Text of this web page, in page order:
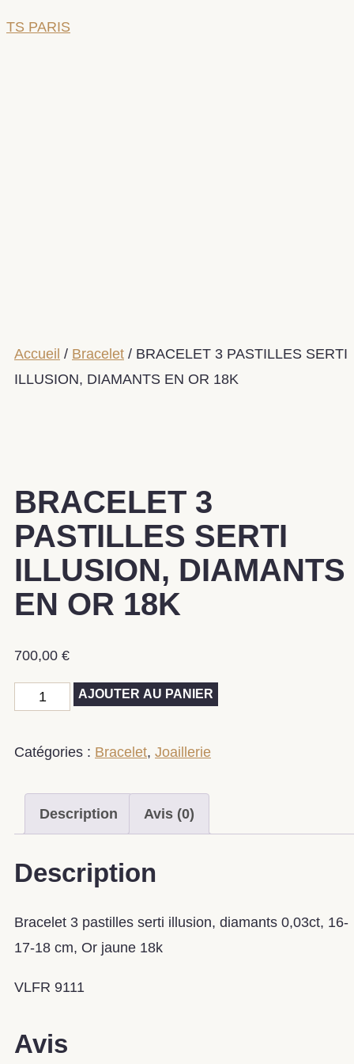
TS PARIS
Accueil / Bracelet / BRACELET 3 PASTILLES SERTI
ILLUSION, DIAMANTS EN OR 18K
BRACELET 3
PASTILLES SERTI
ILLUSION, DIAMANTS
EN OR 18K
700,00 €
AJOUTER AU PANIER
Catégories : Bracelet, Joaillerie
Description Avis (0)
Description
Bracelet 3 pastilles serti illusion, diamants 0,03ct, 16-
17-18 cm, Or jaune 18k
VLFR 9111
Avis